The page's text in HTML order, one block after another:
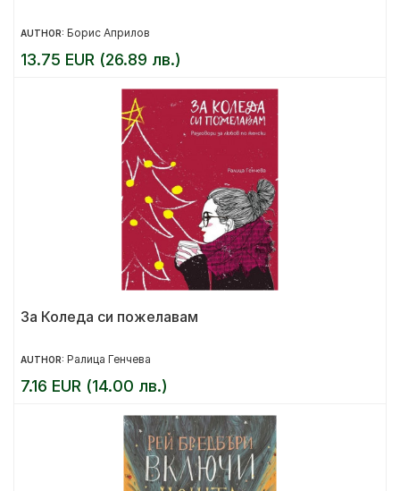
AUTHOR: Борис Априлов
13.75 EUR (26.89 лв.)
За Коледа си пожелавам
AUTHOR: Ралица Генчева
7.16 EUR (14.00 лв.)